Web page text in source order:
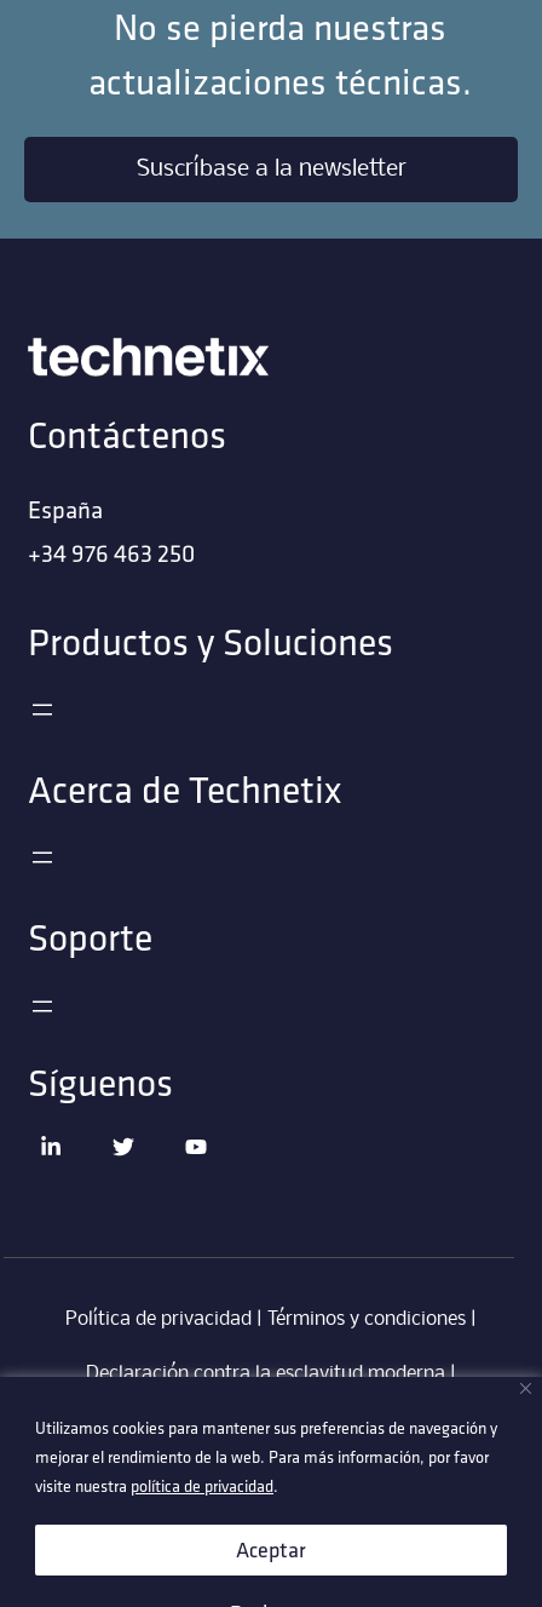
Utilizamos cookies para mantener sus preferencias de navegación y
mejorar el rendimiento de la web. Para más información, por favor
visite nuestra política de privacidad.
Aceptar
Utilizamos cookies para mantener sus preferencias de navegación y
mejorar el rendimiento de la web. Para más información, por favor
visite nuestra política de privacidad.
Aceptar
No se pierda nuestras
actualizaciones técnicas.
Suscríbase a la newsletter
Contáctenos
España
+34 976 463 250
Productos y Soluciones
Acerca de Technetix
Soporte
Síguenos
Política de privacidad Términos y condiciones
Declaración contra la esclavitud moderna‎ |
Código de Conducta en Proveedores Technetix|
Politica Anti-Corrupció